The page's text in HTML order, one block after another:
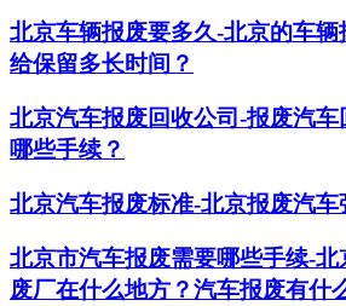
北京车辆报废要多久-北京的车
给保留多长时间？
北京汽车报废回收公司-报废汽
哪些手续？
北京汽车报废标准-北京报废汽
北京市汽车报废需要哪些手续-
废厂在什么地方？汽车报废有什